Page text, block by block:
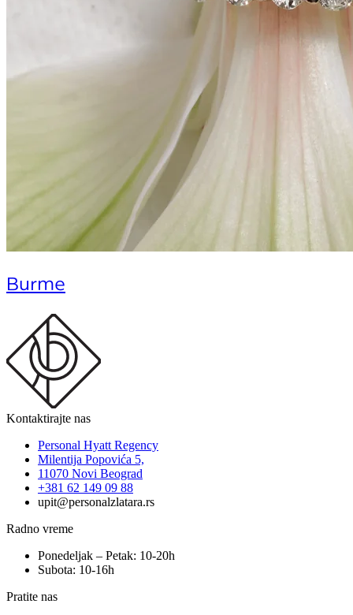
Burme
Kontaktirajte nas
Personal Hyatt Regency
Milentija Popovića 5,
11070 Novi Beograd
+381 62 149 09 88
upit@personalzlatara.rs
Radno vreme
Ponedeljak – Petak: 10-20h
Subota: 10-16h
Pratite nas